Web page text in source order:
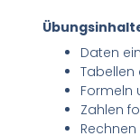
Daten
Tabellen
Formeln
Zahlen